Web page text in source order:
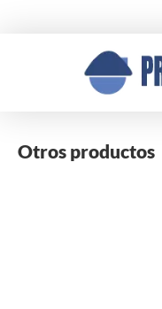
Otros productos